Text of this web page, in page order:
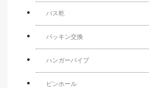
バス乾
パッキン交換
ハンガーパイプ
ピンホール